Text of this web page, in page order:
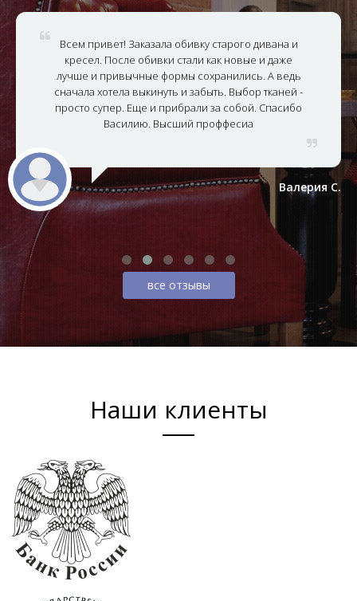
Всем привет! Заказала обивку старого дивана и
кресел. После обивки стали как новые и даже
лучше и привычные формы сохранились. А ведь
сначала хотела выкинуть и забыть. Выбор тканей -
просто супер. Еще и прибрали за собой. Спасибо
Василию. Высший проффесиа
Валерия С.
все отзывы
Наши клиенты